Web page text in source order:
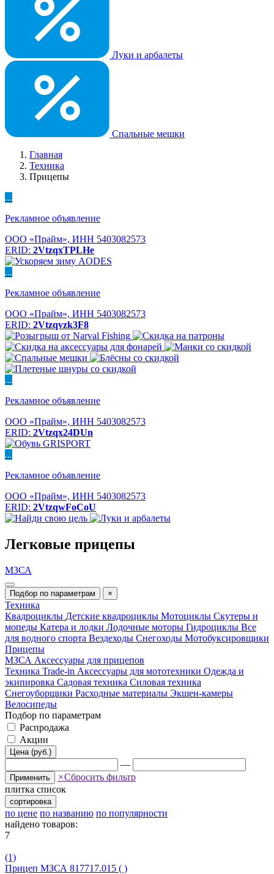
Луки и арбалеты
Спальные мешки
Главная
Техника
Прицепы
...
Рекламное объявление
ООО «Прайм», ИНН 5403082573
ERID: 2VtzqxTPLHe
...
Рекламное объявление
ООО «Прайм», ИНН 5403082573
ERID: 2Vtzqvzk3F8
...
Рекламное объявление
ООО «Прайм», ИНН 5403082573
ERID: 2Vtzqx24DUn
...
Рекламное объявление
ООО «Прайм», ИНН 5403082573
ERID: 2VtzqwFoCoU
Легковые прицепы
МЗСА
Подбор по параметрам ×
Техника
Квадроциклы Детские квадроциклы Мотоциклы Скутеры и
мопеды Катера и лодки Лодочные моторы Гидроциклы Все
для водного спорта Вездеходы Снегоходы Мотобуксировщики
Прицепы
МЗСА Аксессуары для прицепов
Техника Trade-in Аксессуары для мототехники Одежда и
экипировка Садовая техника Силовая техника
Снегоуборщики Расходные материалы Экшен-камеры
Велосипеды
Подбор по параметрам
Распродажа
Акции
Цена (руб.)
—
Применить ×Сбросить фильтр
плитка список
сортировка
по цене по названию по популярности
найдено товаров:
7
(1)
Прицеп МЗСА 817717.015 ( )